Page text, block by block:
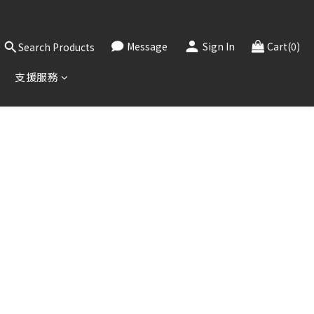
請見諒。
Search Products Message Sign In Cart(0)
支援服務